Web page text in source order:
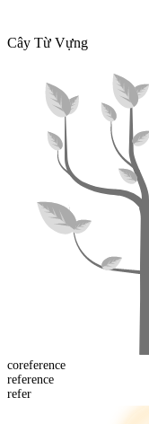
Cây Từ Vựng
coreference
reference
refer